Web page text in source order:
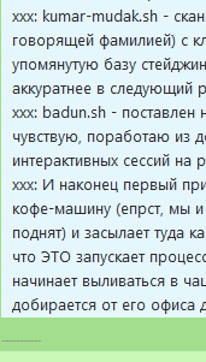
-----------